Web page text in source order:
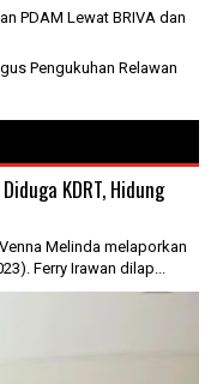
PDAM Lewat BRIVA dan
Pengukuhan Relawan
KDRT, Hidung
Melinda melaporkan
Ferry Irawan dilap...